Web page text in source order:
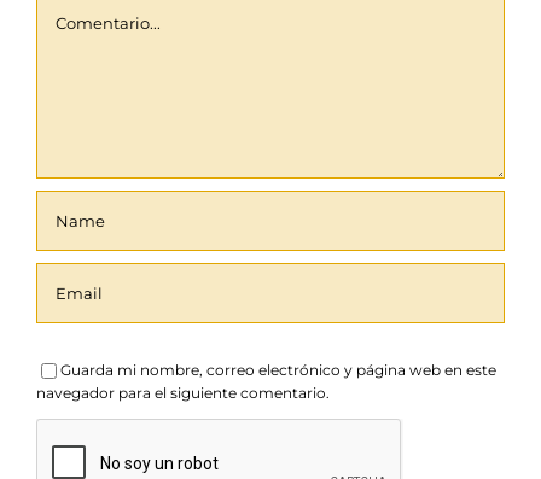
Guarda mi nombre, correo electrónico y página web en este
navegador para el siguiente comentario.